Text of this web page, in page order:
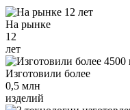
На рынке
12
лет
Изготовили более
0,5 млн
изделий